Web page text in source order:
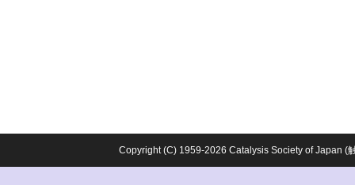
Copyright (C) 1959-2026 Catalysis Society of Japan (